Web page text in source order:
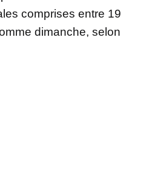
comprises entre 19
dimanche, selon